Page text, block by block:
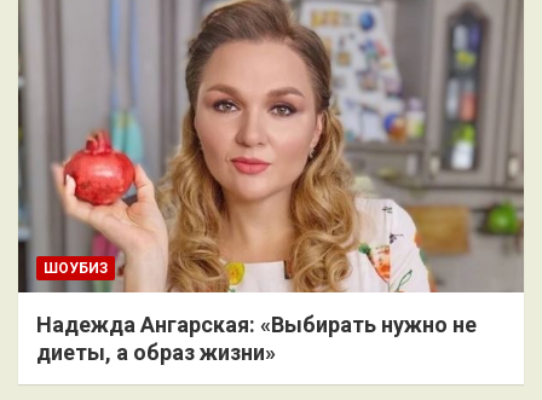
ШОУБИЗ
Надежда Ангарская: «Выбирать нужно не
диеты, а образ жизни»